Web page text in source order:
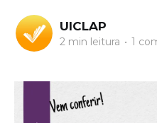
UICLAP
2 min leitura • 1